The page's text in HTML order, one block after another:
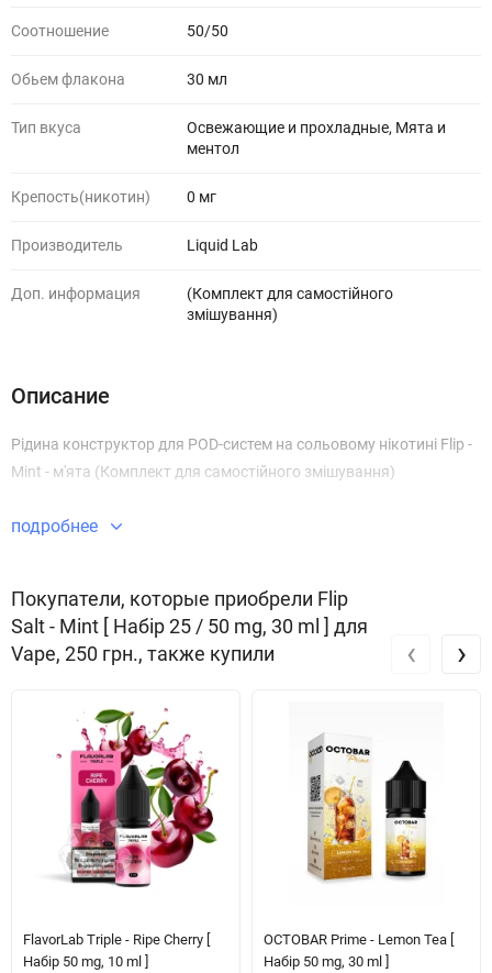
Соотношение 50/50
Обьем флакона 30 мл
Тип вкуса
Освежающие и прохладные, Мята и
ментол
Крепость(никотин) 0 мг
Производитель Liquid Lab
Доп. информация
(Комплект для самостійного
змішування)
Описание
Рідина конструктор для POD-систем на сольовому нікотині Flip -
Mint - м'ята (Комплект для самостійного змішування)
подробнее
Покупатели, которые приобрели Flip
Salt - Mint [ Набір 25 / 50 mg, 30 ml ] для
Vape, 250 грн., также купили
FlavorLab Triple - Ripe Cherry [
Набір 50 mg, 10 ml ]
OCTOBAR Prime - Lemon Tea [
Набір 50 mg, 30 ml ]
‹ ›